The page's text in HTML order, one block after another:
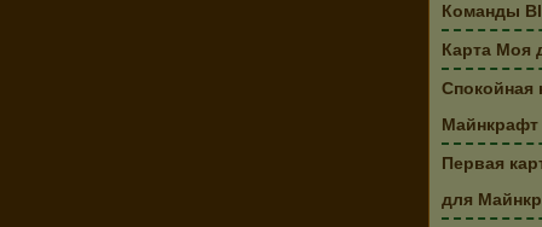
Команды
Карта Моя
Спокойная
Майнкрафт
Первая
для